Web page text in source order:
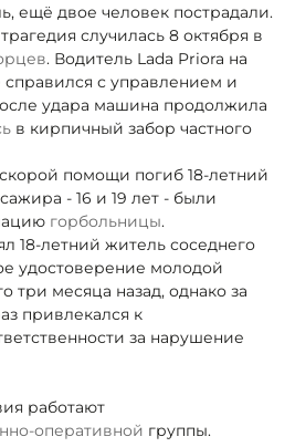
ещё двое человек пострадали.
случилась 8 октября в
. Водитель Lada Priora на
с управлением и
удара машина продолжила
в кирпичный забор частного
помощи погиб 18-летний
- 16 и 19 лет - были
горбольницы.
18-летний житель соседнего
удостоверение молодой
три месяца назад, однако за
привлекался к
за нарушение
работают
оперативной группы.